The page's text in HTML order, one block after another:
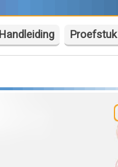
Handleiding Proefstuk